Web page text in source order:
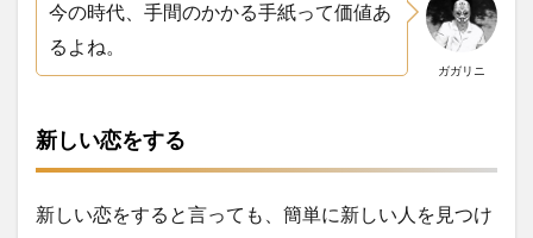
ガガリニ
今の時代、手間のかかる手紙って価値あ
るよね。
新しい恋をする
新しい恋をすると言っても、簡単に新しい人を見つけ